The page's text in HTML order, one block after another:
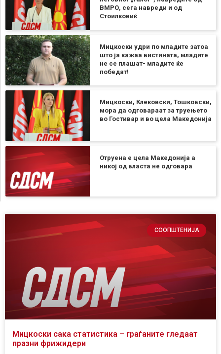
ВМРО, сега навреди и од
Стоилковиќ
Мицкоски удри по младите затоа
што ја кажаа вистината, младите
не се плашат- младите ќе
победат!
Мицкоски, Клековски, Тошковски,
мора да одговараат за труењето
во Гостивар и во цела Македонија
Отруена е цела Македонија а
никој од власта не одговара
СООПШТЕНИЈА
Мицкоски сака статистика – граѓаните гледаат
празни фрижидери